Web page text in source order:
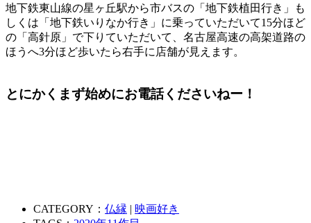
地下鉄東山線の星ヶ丘駅から市バスの「地下鉄植田行き」も
しくは「地下鉄いりなか行き」に乗っていただいて15分ほど
の「高針原」で下りていただいて、名古屋高速の高架道路の
ほうへ3分ほど歩いたら右手に店舗が見えます。
とにかく まず始めにお電話くださいねー！
CATEGORY： 仏縁 | 映画好き